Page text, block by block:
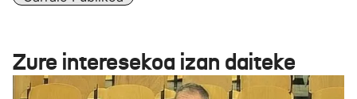
Zure interesekoa izan daiteke